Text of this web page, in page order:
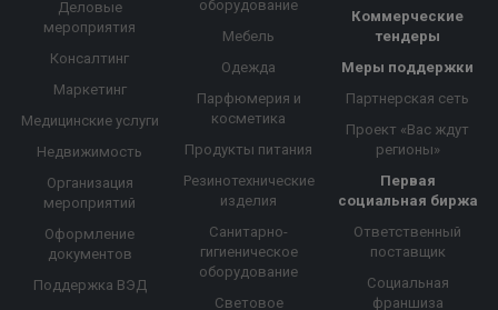
Деловые
мероприятия
Консалтинг
Маркетинг
Медицинские услуги
Недвижимость
Организация
мероприятий
Оформление
документов
Поддержка ВЭД
оборудование
Мебель
Одежда
Парфюмерия и
косметика
Продукты питания
Резинотехнические
изделия
Санитарно-
гигиеническое
оборудование
Световое
Коммерческие
тендеры
Меры поддержки
Партнерская сеть
Проект «Вас ждут
регионы»
Первая
социальная биржа
Ответственный
поставщик
Социальная
франшиза